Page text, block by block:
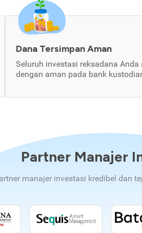
Dana Tersimpan Aman
Seluruh investasi reksadana Anda
dengan aman pada bank
Partner Manajer
manajer investasi kredibel dan